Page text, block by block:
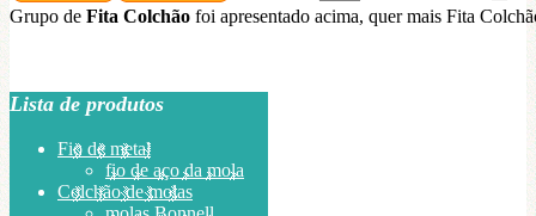
Grupo de Fita Colchão foi apresentado acima, quer mais Fita
Lista de produtos
Fio de metal
fio de aço da mola
Colchão de molas